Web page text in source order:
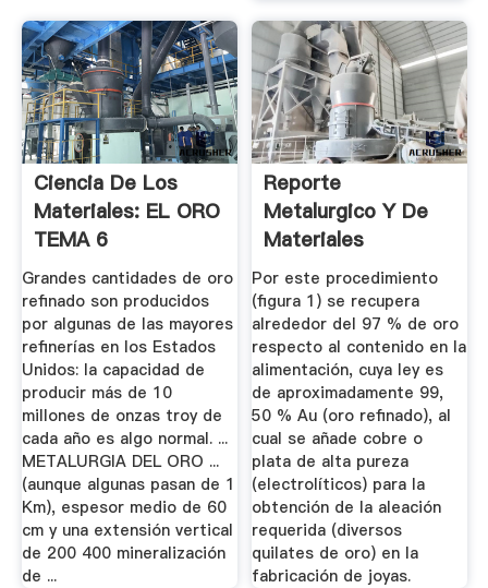
Ciencia De Los
Materiales: EL ORO
TEMA 6
Grandes cantidades de oro
refinado son producidos
por algunas de las mayores
refinerías en los Estados
Unidos: la capacidad de
producir más de 10
millones de onzas troy de
cada año es algo normal. ...
METALURGIA DEL ORO ...
(aunque algunas pasan de 1
Km), espesor medio de 60
cm y una extensión vertical
de 200 400 mineralización
de ...
Reporte
Metalurgico Y De
Materiales
Recuperación De ...
Por este procedimiento
(figura 1) se recupera
alrededor del 97 % de oro
respecto al contenido en la
alimentación, cuya ley es
de aproximadamente 99,
50 % Au (oro refinado), al
cual se añade cobre o
plata de alta pureza
(electrolíticos) para la
obtención de la aleación
requerida (diversos
quilates de oro) en la
fabricación de joyas.